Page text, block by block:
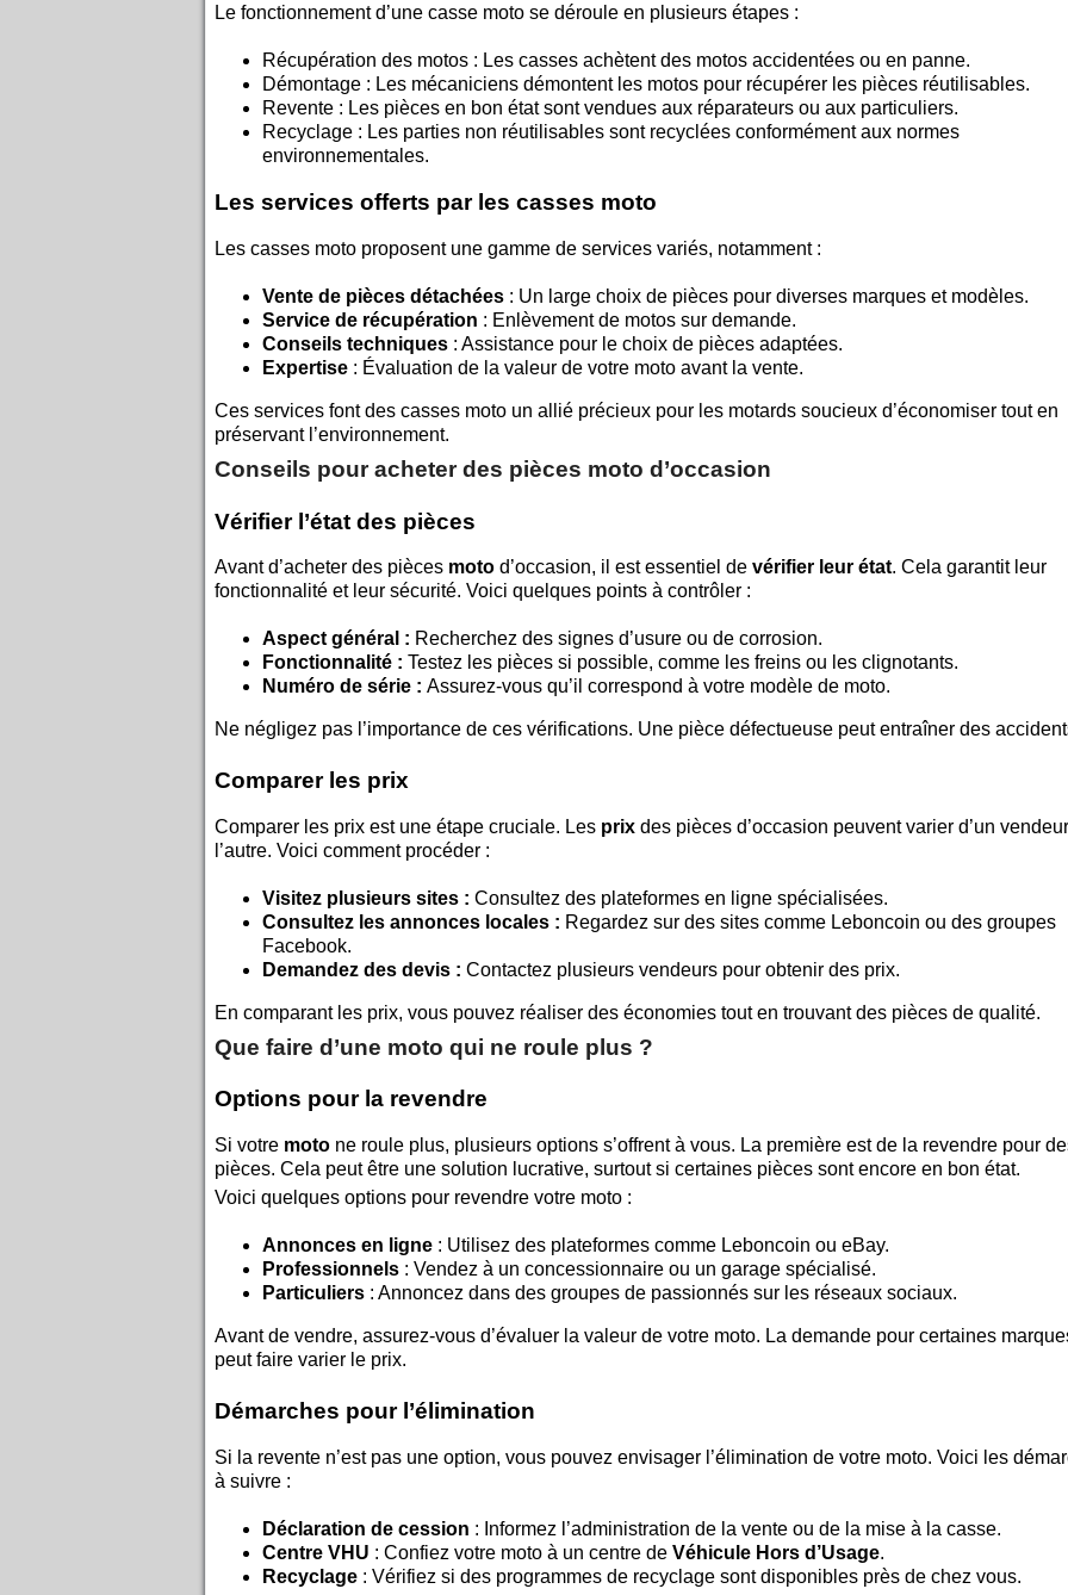
Le fonctionnement d’une casse moto se déroule en plusieurs étapes :
Récupération des motos : Les casses achètent des motos accidentées ou en panne.
Démontage : Les mécaniciens démontent les motos pour récupérer les pièces réutilisables.
Revente : Les pièces en bon état sont vendues aux réparateurs ou aux particuliers.
Recyclage : Les parties non réutilisables sont recyclées conformément aux normes
environnementales.
Les services offerts par les casses moto
Les casses moto proposent une gamme de services variés, notamment :
Vente de pièces détachées : Un large choix de pièces pour diverses marques et modèles.
Service de récupération : Enlèvement de motos sur demande.
Conseils techniques : Assistance pour le choix de pièces adaptées.
Expertise : Évaluation de la valeur de votre moto avant la vente.
Ces services font des casses moto un allié précieux pour les motards soucieux d’économiser tout en
préservant l’environnement.
Conseils pour acheter des pièces moto d’occasion
Vérifier l’état des pièces
Avant d’acheter des pièces moto d’occasion, il est essentiel de vérifier leur état. Cela garantit leur
fonctionnalité et leur sécurité. Voici quelques points à contrôler :
Aspect général : Recherchez des signes d’usure ou de corrosion.
Fonctionnalité : Testez les pièces si possible, comme les freins ou les clignotants.
Numéro de série : Assurez-vous qu’il correspond à votre modèle de moto.
Ne négligez pas l’importance de ces vérifications. Une pièce défectueuse peut entraîner des
Comparer les prix
Comparer les prix est une étape cruciale. Les prix des pièces d’occasion peuvent varier d’un
l’autre. Voici comment procéder :
Visitez plusieurs sites : Consultez des plateformes en ligne spécialisées.
Consultez les annonces locales : Regardez sur des sites comme Leboncoin ou des groupes
Facebook.
Demandez des devis : Contactez plusieurs vendeurs pour obtenir des prix.
En comparant les prix, vous pouvez réaliser des économies tout en trouvant des pièces de qualité.
Que faire d’une moto qui ne roule plus ?
Options pour la revendre
Si votre moto ne roule plus, plusieurs options s’offrent à vous. La première est de la revendre pour
pièces. Cela peut être une solution lucrative, surtout si certaines pièces sont encore en bon état.
Voici quelques options pour revendre votre moto :
Annonces en ligne : Utilisez des plateformes comme Leboncoin ou eBay.
Professionnels : Vendez à un concessionnaire ou un garage spécialisé.
Particuliers : Annoncez dans des groupes de passionnés sur les réseaux sociaux.
Avant de vendre, assurez-vous d’évaluer la valeur de votre moto. La demande pour certaines
peut faire varier le prix.
Démarches pour l’élimination
Si la revente n’est pas une option, vous pouvez envisager l’élimination de votre moto. Voici les
à suivre :
Déclaration de cession : Informez l’administration de la vente ou de la mise à la casse.
Centre VHU : Confiez votre moto à un centre de Véhicule Hors d’Usage.
Recyclage : Vérifiez si des programmes de recyclage sont disponibles près de chez vous.